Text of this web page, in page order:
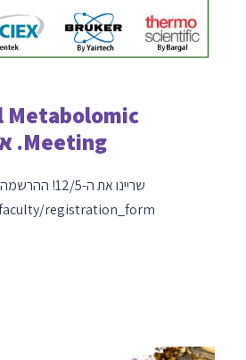
Metabolomic
Meeting. אתם באים?
registration_form